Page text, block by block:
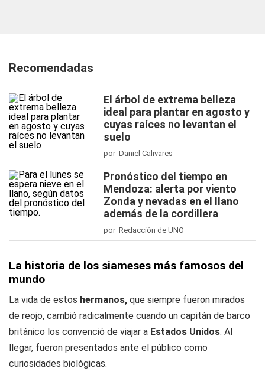
Recomendadas
El árbol de extrema belleza
ideal para plantar en agosto y
cuyas raíces no levantan el
suelo
por Daniel Calivares
Pronóstico del tiempo en
Mendoza: alerta por viento
Zonda y nevadas en el llano
además de la cordillera
por Redacción de UNO
La historia de los siameses más famosos del
mundo
La vida de estos hermanos, que siempre fueron mirados
de reojo, cambió radicalmente cuando un capitán de barco
británico los convenció de viajar a Estados Unidos. Al
llegar, fueron presentados ante el público como
curiosidades biológicas.